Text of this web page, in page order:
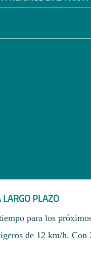
LARGO PLAZO
para los
de 12 km/h. Con